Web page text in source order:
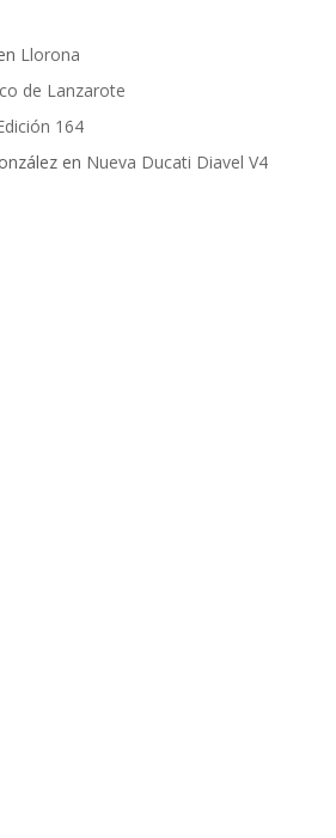
Llorona
de Lanzarote
164
en Nueva Ducati Diavel V4